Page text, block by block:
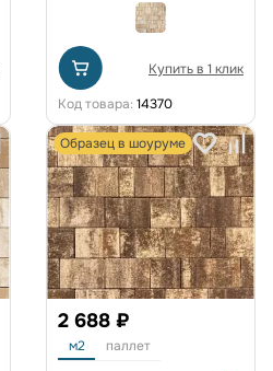
Купить в 1 клик
Код товара: 14370
Образец в шоуруме
2 688 ₽
м2 паллет